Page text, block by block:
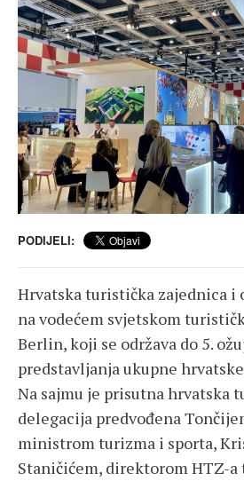
PODIJELI:
Hrvatska turistička zajednica i
na vodećem svjetskom
Berlin, koji se održava do 5.
predstavljanja ukupne
Na sajmu je prisutna hrvatska
delegacija predvođena
ministrom turizma i sporta,
Staničićem, direktorom HTZ-a